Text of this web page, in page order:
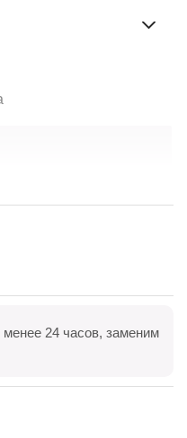
Всегда
за настроение
отзыв
менее 24 часов, заменим